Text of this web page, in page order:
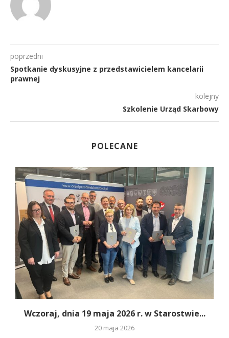
poprzedni
Spotkanie dyskusyjne z przedstawicielem kancelarii
prawnej
kolejny
Szkolenie Urząd Skarbowy
POLECANE
Wczoraj, dnia 19 maja 2026 r. w Starostwie...
20 maja 2026